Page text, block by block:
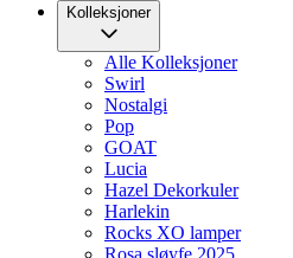
Kolleksjoner
Alle Kolleksjoner
Swirl
Nostalgi
Pop
GOAT
Lucia
Hazel Dekorkuler
Harlekin
Rocks XO lamper
Rosa sløyfe 2025